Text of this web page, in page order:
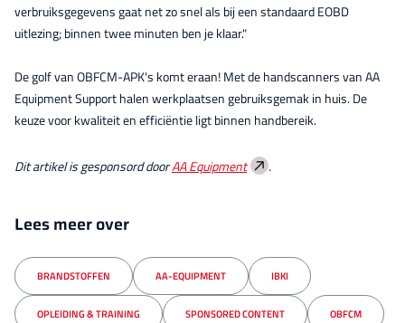
verbruiksgegevens gaat net zo snel als bij een standaard EOBD
uitlezing; binnen twee minuten ben je klaar."
De golf van OBFCM-APK's komt eraan! Met de handscanners van AA
Equipment Support halen werkplaatsen gebruiksgemak in huis. De
keuze voor kwaliteit en efficiëntie ligt binnen handbereik.
Dit artikel is gesponsord doorAA Equipment .
Lees meer over
BRANDSTOFFEN AA-EQUIPMENT IBKI
OPLEIDING & TRAINING SPONSORED CONTENT OBFCM